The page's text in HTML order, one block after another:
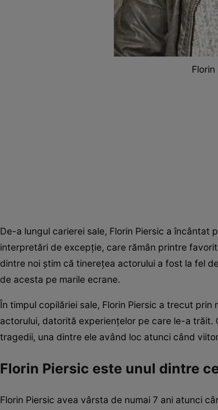
De-a lungul carierei sale, Florin Piersic a
interpretări de excepție, care rămân printre
dintre noi știm că tinerețea actorului a fost la fel
de acesta pe marile ecrane.
În timpul copilăriei sale, Florin Piersic a trecut
actorului, datorită experiențelor pe care le-a
tragedii, una dintre ele având loc atunci când
Florin Piersic este unul dintre
Florin Piersic avea vârsta de numai 7 ani atunci